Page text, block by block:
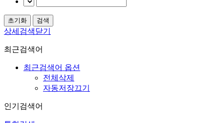
상세검색닫기
최근검색어
최근검색어 옵션
전체삭제
자동저장끄기
인기검색어